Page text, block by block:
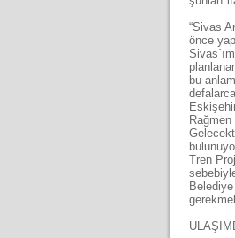
“Sivas
önce
bu
Tren